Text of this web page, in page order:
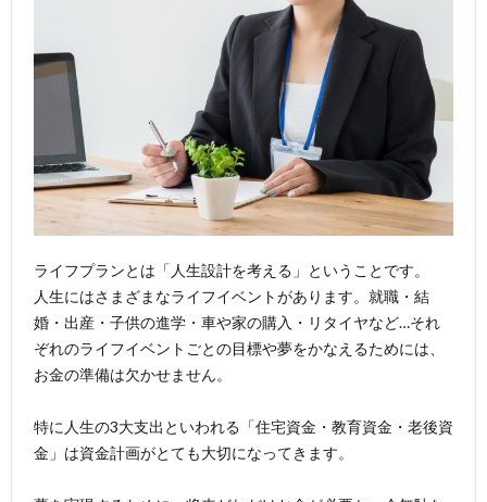
ライフプランとは「人生設計を考える」ということです。
人生にはさまざまなライフイベントがあります。就職・結
婚・出産・子供の進学・車や家の購入・リタイヤなど…それ
ぞれのライフイベントごとの目標や夢をかなえるためには、
お金の準備は欠かせません。
特に人生の3大支出といわれる「住宅資金・教育資金・老後資
金」は資金計画がとても大切になってきます。